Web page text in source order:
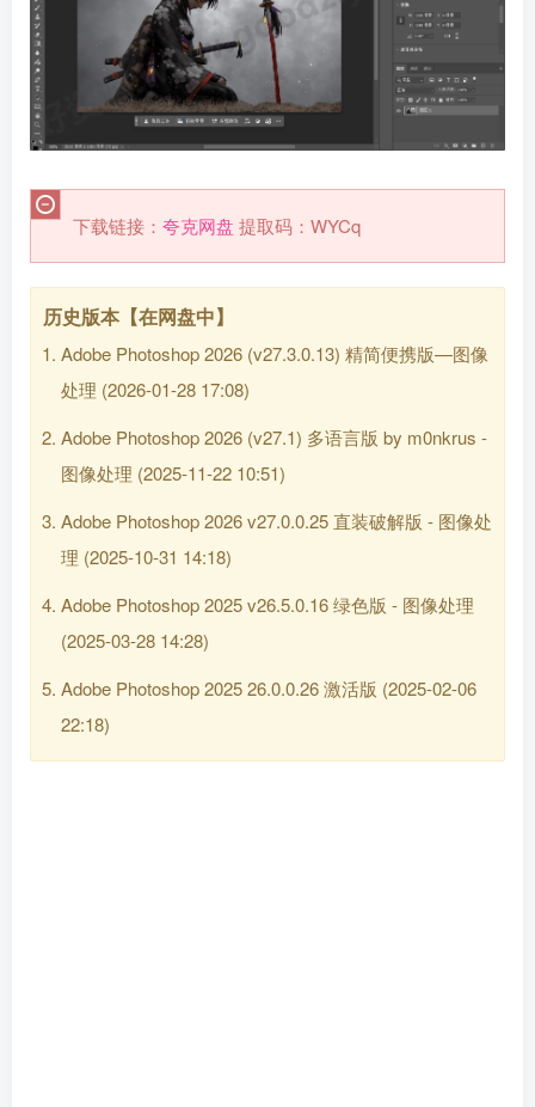
下载链接： 夸克网盘 提取码：WYCq
历史版本【在网盘中】
Adobe Photoshop 2026 (v27.3.0.13) 精简便携版—图像
处理 (2026-01-28 17:08)
Adobe Photoshop 2026 (v27.1) 多语言版 by m0nkrus -
图像处理 (2025-11-22 10:51)
Adobe Photoshop 2026 v27.0.0.25 直装破解版 - 图像处
理 (2025-10-31 14:18)
Adobe Photoshop 2025 v26.5.0.16 绿色版 - 图像处理
(2025-03-28 14:28)
Adobe Photoshop 2025 26.0.0.26 激活版 (2025-02-06
22:18)